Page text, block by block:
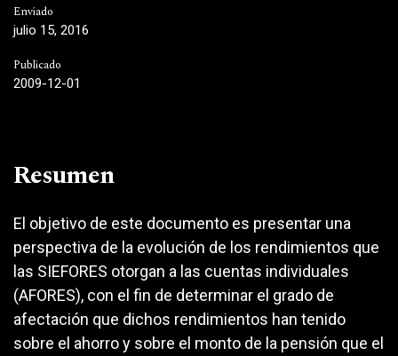
Enviado
julio 15, 2016
Publicado
2009-12-01
Resumen
El objetivo de este documento es presentar una
perspectiva de la evolución de los rendimientos que
las SIEFORES otorgan a las cuentas individuales
(AFORES), con el fin de determinar el grado de
afectación que dichos rendimientos han tenido
sobre el ahorro y sobre el monto de la pensión que el